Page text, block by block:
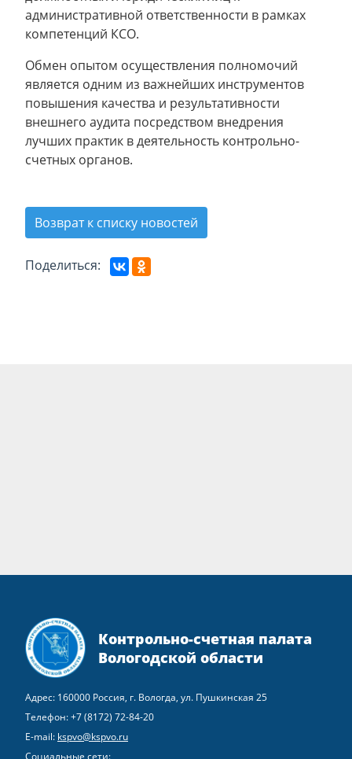
административной ответственности в рамках
компетенций КСО.
Обмен опытом осуществления полномочий
является одним из важнейших инструментов
повышения качества и результативности
внешнего аудита посредством внедрения
лучших практик в деятельность контрольно-
счетных органов.
Возврат к списку новостей
Поделиться:
Контрольно-счетная палата
Вологодской области
Адрес: 160000 Россия, г. Вологда, ул. Пушкинская 25
Телефон:+7 (8172) 72-84-20
E-mail: kspvo@kspvo.ru